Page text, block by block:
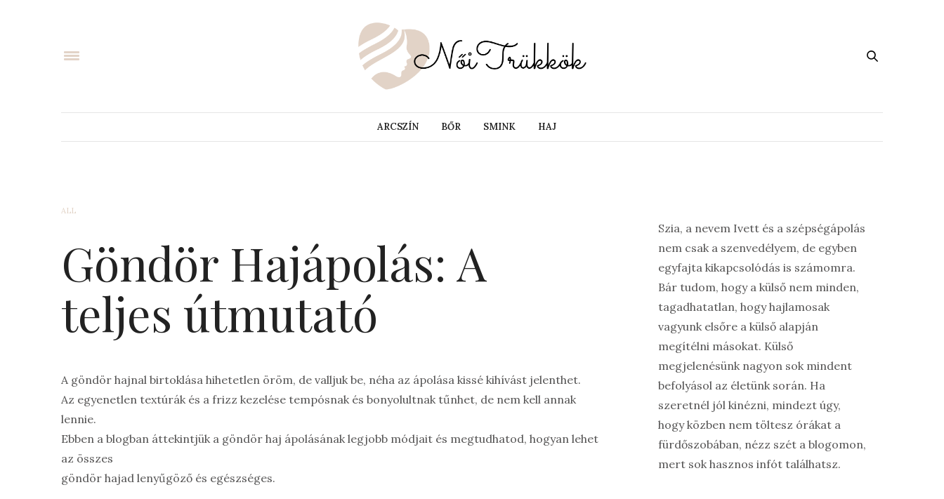
ARCSZÍN BŐR SMINK HAJ
ALL
Göndör Hajápolás: A
teljes útmutató
A göndör hajnal birtoklása hihetetlen öröm, de valljuk be, néha az ápolása kissé kihívást jelenthet.
Az egyenetlen textúrák és a frizz kezelése tempósnak és bonyolultnak tűnhet, de nem kell annak
lennie.
Ebben a blogban áttekintjük a göndör haj ápolásának legjobb módjait és megtudhatod, hogyan lehet
az összes
göndör hajad lenyűgöző és egészséges.
Szia, a nevem Ivett és a szépségápolás
nem csak a szenvedélyem, de egyben
egyfajta kikapcsolódás is számomra.
Bár tudom, hogy a külső nem minden,
tagadhatatlan, hogy hajlamosak
vagyunk elsőre a külső alapján
megítélni másokat. Külső
megjelenésünk nagyon sok mindent
befolyásol az életünk során. Ha
szeretnél jól kinézni, mindezt úgy,
hogy közben nem töltesz órákat a
fürdőszobában, nézz szét a blogomon,
mert sok hasznos infót találhatsz.